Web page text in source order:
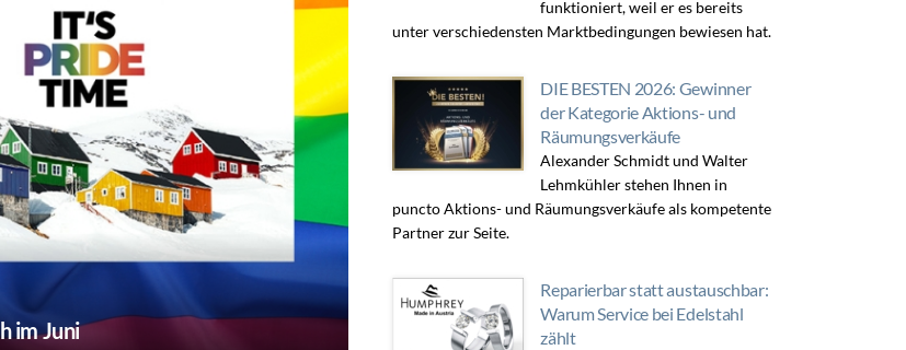
im Juni
funktioniert, weil er es bereits
unter verschiedensten Marktbedingungen bewiesen hat.
DIE BESTEN 2026: Gewinner
der Kategorie Aktions- und
Räumungsverkäufe
Alexander Schmidt und Walter
Lehmkühler stehen Ihnen in
puncto Aktions- und Räumungsverkäufe als kompetente
Partner zur Seite.
Reparierbar statt austauschbar:
Warum Service bei Edelstahl
zählt